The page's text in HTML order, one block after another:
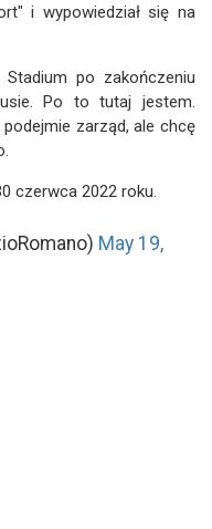
i wypowiedział się na
po zakończeniu
Po to tutaj jestem.
podejmie zarząd, ale chcę
czerwca 2022 roku.
May 19,